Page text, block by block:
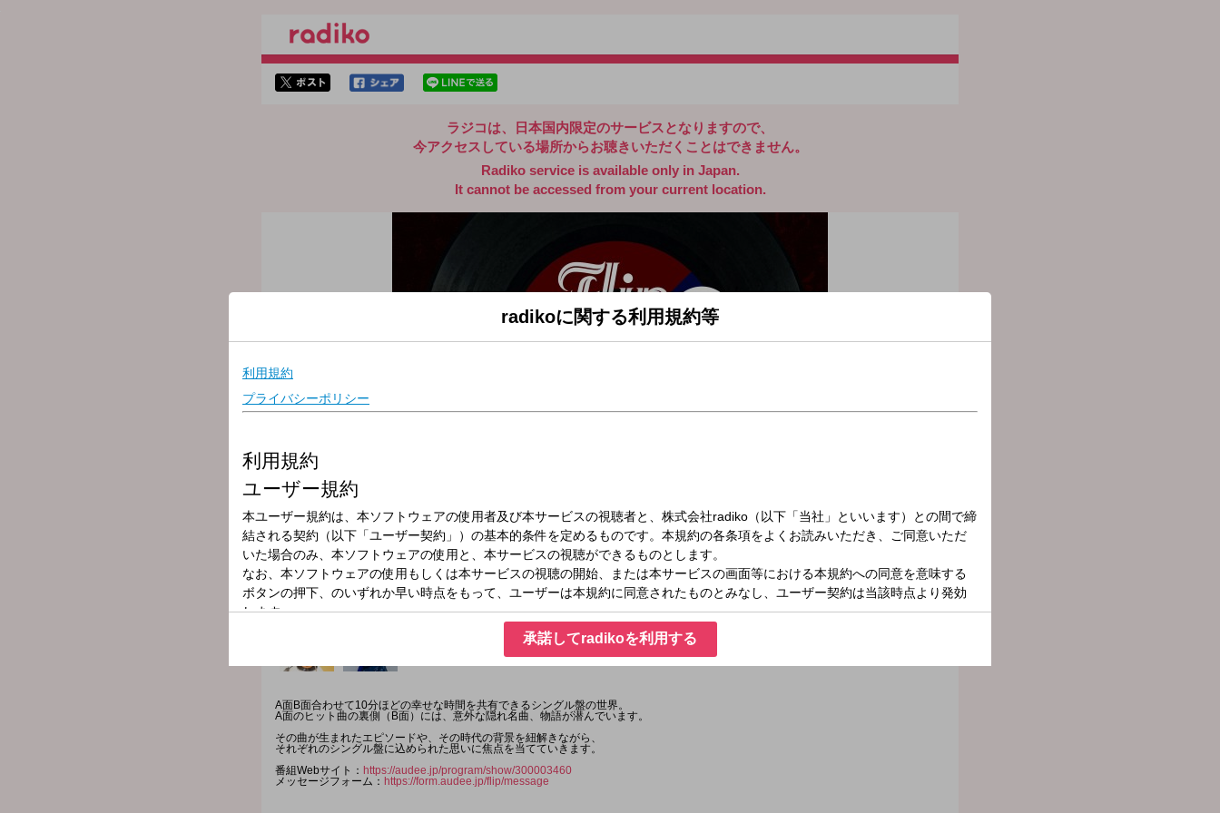
ラジコは、日本国内限定のサービスとなりますので、
今アクセスしている場所からお聴きいただくことはできません。
Radiko service is available only in Japan.
It cannot be accessed from your current location.
放送局
放送時間
2025年11月9日（日）09:00～09:15
番組名
Flip The Records ～B 面でも恋をして！～
A面B面合わせて10分ほどの幸せな時間を共有できるシングル盤の世界。
A面のヒット曲の裏側（B面）には、意外な隠れ名曲、物語が潜んでいます。
その曲が生まれたエピソードや、その時代の背景を紐解きながら、
それぞれのシングル盤に込められた思いに焦点を当てていきます。
番組Webサイト： https://audee.jp/program/show/300003460
メッセージフォーム： https://form.audee.jp/flip/message
radikoに関する利用規約等
承諾してradikoを利用する